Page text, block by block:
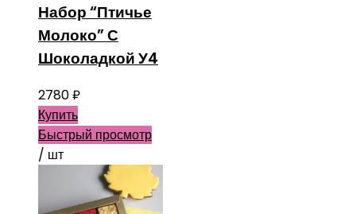
Набор “Птичье
Молоко” С
Шоколадкой У4
2780₽
Купить
Быстрый просмотр
/ шт